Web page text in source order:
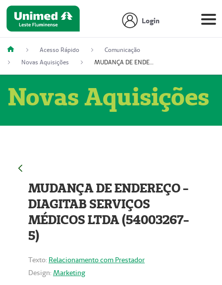
Login
Acesso Rápido
Comunicação
Novas Aquisições
MUDANÇA DE ENDEREÇO - DIAGITAB SERVIÇOS MÉDICOS LTDA (54003267-5)
Novas Aquisições
MUDANÇA DE ENDEREÇO -
DIAGITAB SERVIÇOS
MÉDICOS LTDA (54003267-
5)
Texto: Relacionamento com Prestador
Design: Marketing